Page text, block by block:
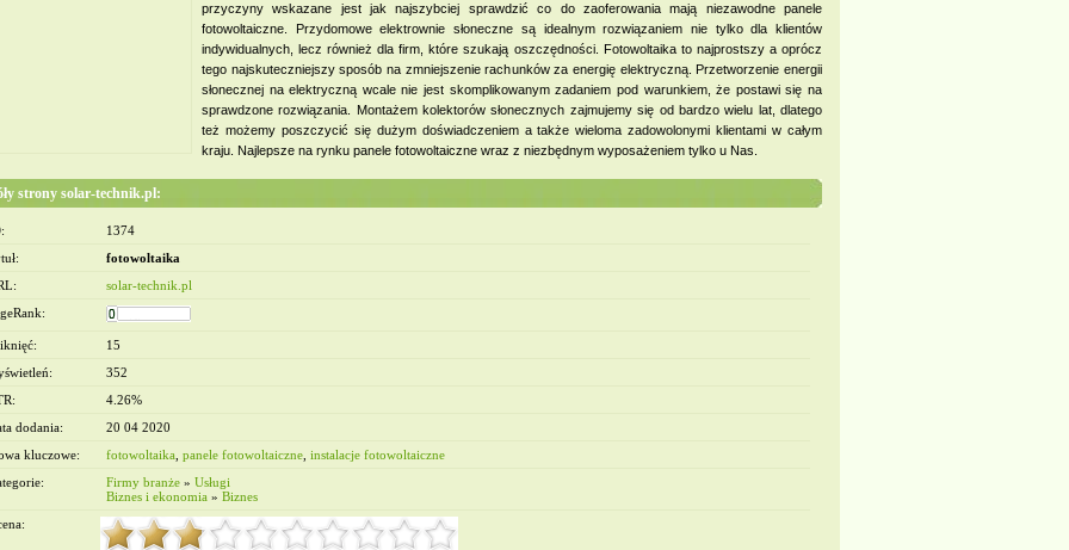
Warszawa - Wymiana
Warszawa
przyczyny wskazane jest jak najszybciej sprawdzić co do zaoferowania mają niezawodne panele
fotowoltaiczne. Przydomowe elektrownie słoneczne są idealnym rozwiązaniem nie tylko dla klientów
indywidualnych, lecz również dla firm, które szukają oszczędności. Fotowoltaika to najprostszy a oprócz
tego najskuteczniejszy sposób na zmniejszenie rachunków za energię elektryczną. Przetworzenie energii
słonecznej na elektryczną wcale nie jest skomplikowanym zadaniem pod warunkiem, że postawi się na
sprawdzone rozwiązania. Montażem kolektorów słonecznych zajmujemy się od bardzo wielu lat, dlatego
też możemy poszczycić się dużym doświadczeniem a także wieloma zadowolonymi klientami w całym
kraju. Najlepsze na rynku panele fotowoltaiczne wraz z niezbędnym wyposażeniem tylko u Nas.
strony solar-technik.pl:
1374
fotowoltaika
solar-technik.pl
15
352
4.26%
dodania:
20 04 2020
kluczowe:
fotowoltaika panele fotowoltaiczne instalacje fotowoltaiczne
Firmy branże » Usługi
Biznes i ekonomia » Biznes